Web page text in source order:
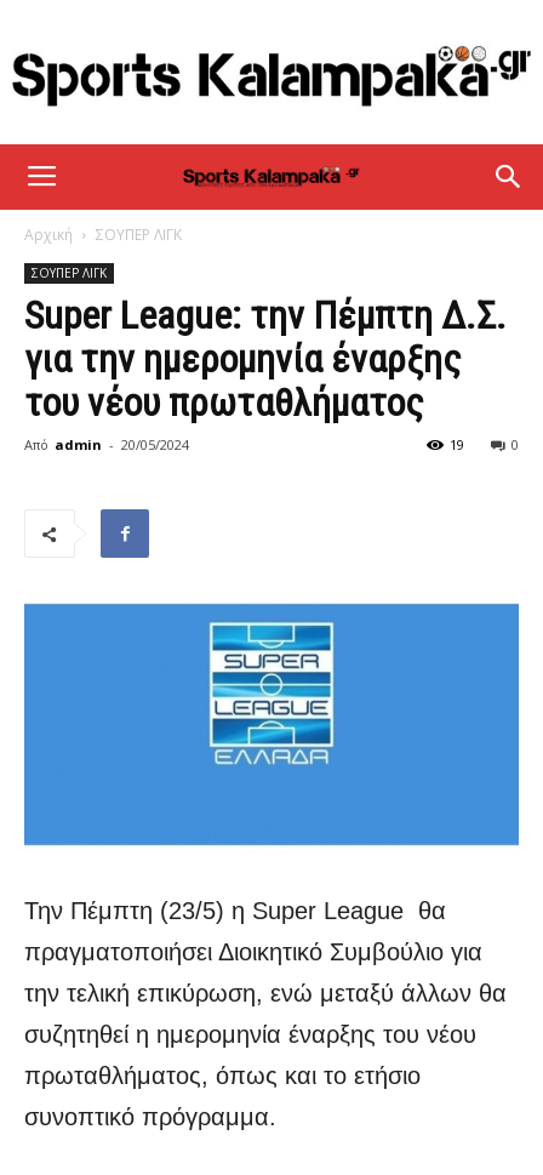
sportskalampaka
Αρχική ΣΟΥΠΕΡ ΛΙΓΚ
ΣΟΥΠΕΡ ΛΙΓΚ
Super League: την Πέμπτη Δ.Σ.
για την ημερομηνία έναρξης
του νέου πρωταθλήματος
Από admin - 20/05/2024 0
19
Την Πέμπτη (23/5) η Super League θα
πραγματοποιήσει Διοικητικό Συμβούλιο για
την τελική επικύρωση, ενώ μεταξύ άλλων θα
συζητηθεί η ημερομηνία έναρξης του νέου
πρωταθλήματος, όπως και το ετήσιο
συνοπτικό πρόγραμμα.